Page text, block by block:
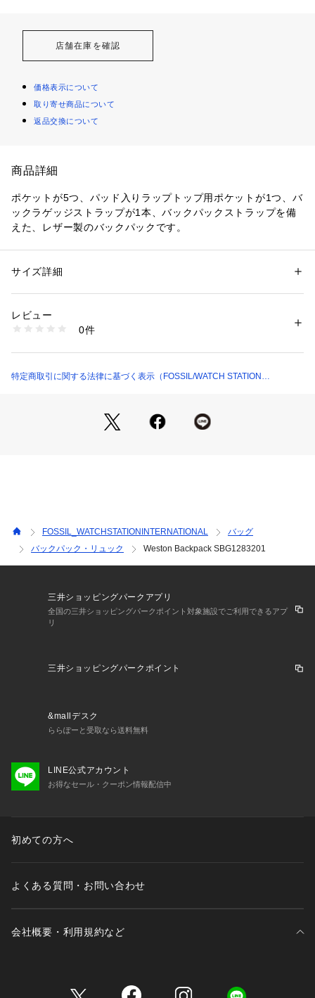
店舗在庫を確認
価格表示について
取り寄せ商品について
返品交換について
商品詳細
ポケットが5つ、パッド入りラップトップ用ポケットが1つ、バ
ックラゲッジストラップが1本、バックパックストラップを備
えた、レザー製のバックパックです。
ストラップ：バックラゲッジストラップ x 1, ハンドル x 1, バ
ポケットx2
内ポケット：パッド入りノートパソコン用ポケット x 1, ファ
リスクヘッジ
性別：メンズ
素材：表地：レザー 裏地：ポリエステル100%
商品番号：
SBG1283201 （ショップ）
サイズ詳細
レビュー
0件
特定商取引に関する法律に基づく表示（FOSSIL/WATCH STATION
FOSSIL_WATCHSTATIONINTERNATIONAL
バッグ
バックパック・リュック
Weston Backpack SBG1283201
三井ショッピングパークアプリ
全国の三井ショッピングパークポイント対象施設でご利用できるアプ
リ
三井ショッピングパークポイント
&mallデスク
ららぽーと受取なら送料無料
LINE公式アカウント
お得なセール・クーポン情報配信中
初めての方へ
よくある質問・お問い合わせ
会社概要・利用規約など